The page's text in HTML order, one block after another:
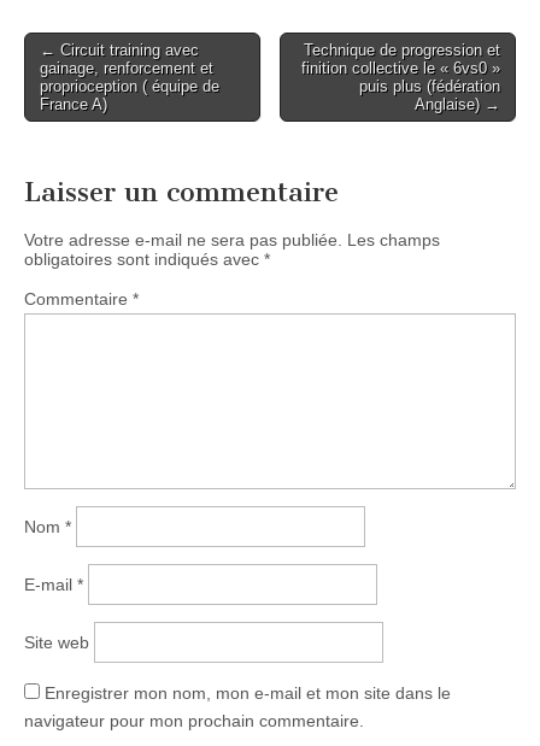
Post
navigation
← Circuit training avec
gainage, renforcement et
proprioception ( équipe de
France A)
Technique de progression et
finition collective le « 6vs0 »
puis plus (fédération
Anglaise) →
Laisser un commentaire
Votre adresse e-mail ne sera pas publiée.
Les champs
obligatoires sont indiqués avec *
Commentaire *
Nom *
E-mail *
Site web
Enregistrer mon nom, mon e-mail et mon site dans le
navigateur pour mon prochain commentaire.